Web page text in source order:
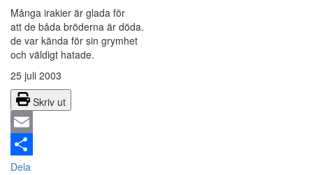
Många irakier är glada för
att de båda bröderna är döda.
de var kända för sin grymhet
och väldigt hatade.
25 juli 2003
Skriv ut
Email
Dela